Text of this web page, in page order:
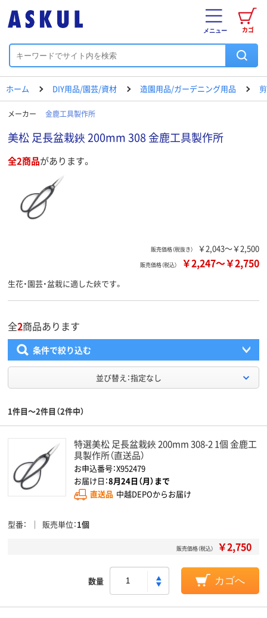
カゴ
メニュー
ホーム DIY用品/園芸/資材 造園用品/ガーデニング用品
メーカー 金鹿工具製作所
美松 足長盆栽鋏 200mm 308 金鹿工具製作所
全2商品があります。
販売価格（税抜き） ￥2,043～￥2,500
販売価格（税込） ￥2,247～￥2,750
生花・園芸・盆栽に適した鋏です。
全2商品あります
条件で絞り込む
並び替え：指定なし
1件目～2件目（2件中）
特選美松 足長盆栽鋏 200mm 308-2 1個 金鹿工
具製作所（直送品）
お申込番号：X952479
お届け日：8月24日（月）まで
直送品 中越DEPOからお届け
型番 販売単位 1個
販売価格（税込） ￥2,750
数量 カゴへ